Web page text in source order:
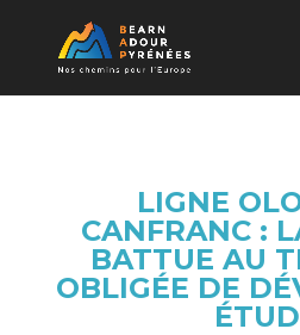
LIGNE
CANFRANC :
BATTUE AU
OBLIGÉE DE